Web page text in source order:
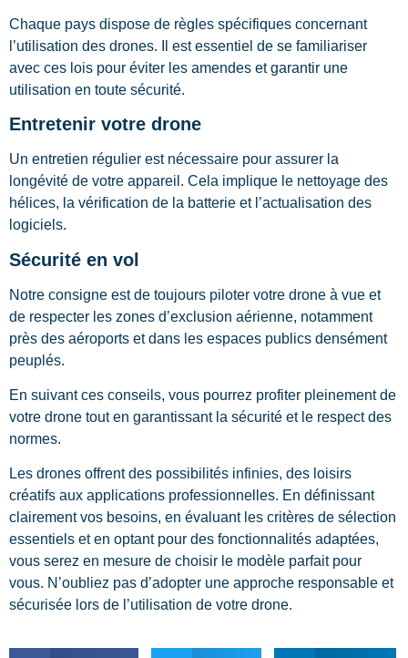
Chaque pays dispose de règles spécifiques concernant
l’utilisation des drones. Il est essentiel de se familiariser
avec ces lois pour éviter les amendes et garantir une
utilisation en toute sécurité.
Entretenir votre drone
Un entretien régulier est nécessaire pour assurer la
longévité de votre appareil. Cela implique le nettoyage des
hélices, la vérification de la batterie et l’actualisation des
logiciels.
Sécurité en vol
Notre consigne est de toujours piloter votre drone à vue et
de respecter les zones d’exclusion aérienne, notamment
près des aéroports et dans les espaces publics densément
peuplés.
En suivant ces conseils, vous pourrez profiter pleinement de
votre drone tout en garantissant la sécurité et le respect des
normes.
Les drones offrent des possibilités infinies, des loisirs
créatifs aux applications professionnelles. En définissant
clairement vos besoins, en évaluant les critères de sélection
essentiels et en optant pour des fonctionnalités adaptées,
vous serez en mesure de choisir le modèle parfait pour
vous. N’oubliez pas d’adopter une approche responsable et
sécurisée lors de l’utilisation de votre drone.